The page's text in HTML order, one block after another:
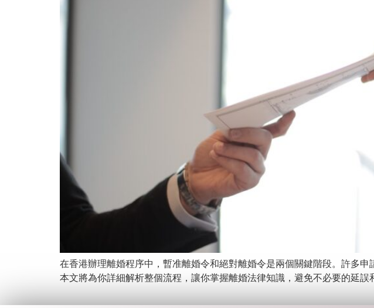
在香港辦理離婚程序中，暫准離婚令和絕對離婚令是兩個關鍵階段。許多
本文將為你詳細解析整個流程，讓你掌握離婚法律知識，避免不必要的延誤